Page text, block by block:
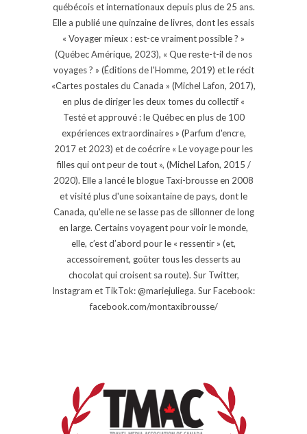
québécois et internationaux depuis plus de 25 ans.
Elle a publié une quinzaine de livres, dont les essais
« Voyager mieux : est-ce vraiment possible ? »
(Québec Amérique, 2023), « Que reste-t-il de nos
voyages ? » (Éditions de l'Homme, 2019) et le récit
«Cartes postales du Canada » (Michel Lafon, 2017),
en plus de diriger les deux tomes du collectif «
Testé et approuvé : le Québec en plus de 100
expériences extraordinaires » (Parfum d'encre,
2017 et 2023) et de coécrire « Le voyage pour les
filles qui ont peur de tout », (Michel Lafon, 2015 /
2020). Elle a lancé le blogue Taxi-brousse en 2008
et visité plus d'une soixantaine de pays, dont le
Canada, qu'elle ne se lasse pas de sillonner de long
en large. Certains voyagent pour voir le monde,
elle, c’est d’abord pour le « ressentir » (et,
accessoirement, goûter tous les desserts au
chocolat qui croisent sa route). Sur Twitter,
Instagram et TikTok: @mariejuliega. Sur Facebook:
facebook.com/montaxibrousse/